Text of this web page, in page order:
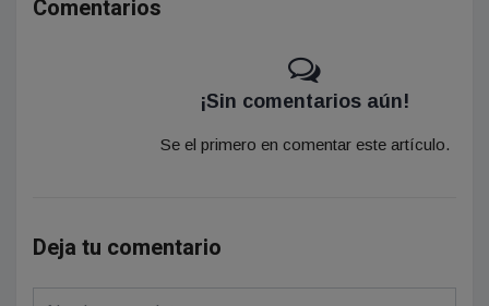
Comentarios
¡Sin comentarios aún!
Se el primero en comentar este artículo.
Deja tu comentario